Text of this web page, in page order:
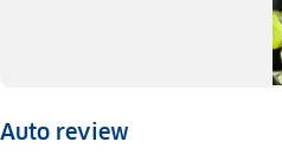
Auto review